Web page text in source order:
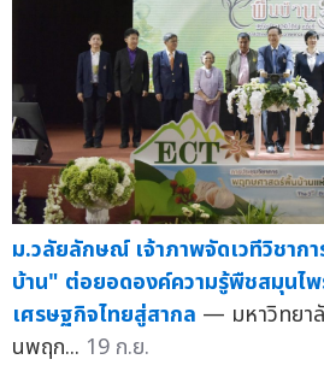
ม.วลัยลักษณ์ เจ้าภาพจัดเวทีวิชา
บ้าน" ต่อยอดองค์ความรู้พืชสมุนไ
เศรษฐกิจไทยสู่สากล — มหาวิทยา
นพฤก... 19 ก.ย.